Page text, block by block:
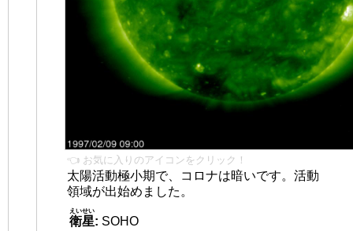
👈 お気に入りのアイコンをクリック！
太陽活動極小期で、コロナは暗いです。活動
領域が出始めました。
衛星
えいせい
: SOHO